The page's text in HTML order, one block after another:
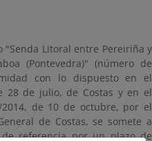
"Senda Litoral entre Pereiriña y
(Pontevedra)" (número de
con lo dispuesto en el
28 de julio, de Costas y en el
de 10 de octubre, por el
de Costas, se somete a
referencia por un plazo de